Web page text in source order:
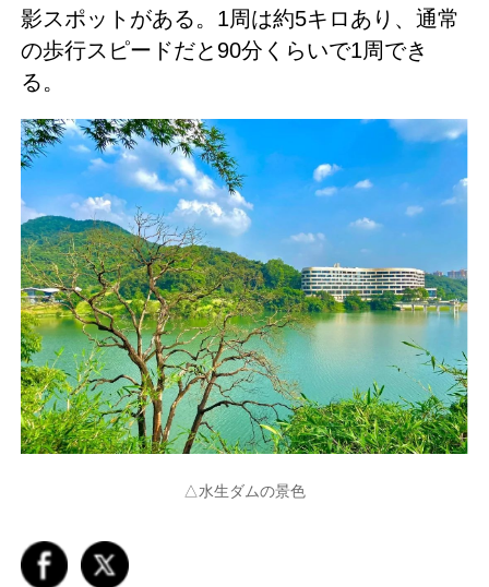
影スポットがある。1周は約5キロあり、通常
の歩行スピードだと90分くらいで1周でき
る。
△水生ダムの景色